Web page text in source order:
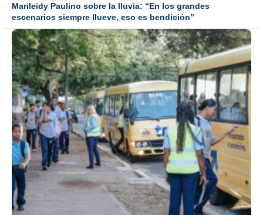
Marileidy Paulino sobre la lluvia: “En los grandes
escenarios siempre llueve, eso es bendición”